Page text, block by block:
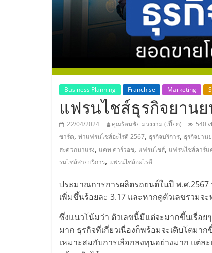
รวม
ธุรกิจ
เอ
ส
เอ็
มอี
ไทย,
SMEs,
แฟ
Business Planning Franchise Marketing
แฟรนไชส์ธุรกิจยาน
22/04/2024 คุณรัตนชัย ม่วงงาม (เปี๊ยก) 540
ซาร์ด, ทำแฟรนไชส์อะไรดี 2567, ธุรกิจบริการ, ธุรกิจยาน
สะดวกมาแรง, แคท คาร์วอช, แฟรนไชส์, แฟรนไชส์คาร์แ
รนไชส์สายบริการ, แฟรนไชส์อะไรดี
ประมาณการการผลิตรถยนต์ในปี พ.ศ
เพิ่มขึ้นร้อยละ 3.17 และหากดูตัวเลขรวม
ซึ่งแนวโน้มว่า ตัวเลขนี้มีแต่จะมากขึ้นเรื่อ
มาก ธุรกิจที่เกี่ยวเนื่องก็พร้อมจะเติบโตมา
เหมาะสมกับการเลือกลงทุนอย่างมาก แต่ล